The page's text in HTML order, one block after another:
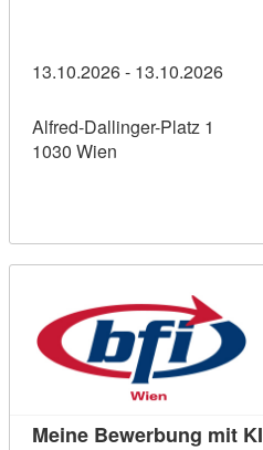
13.10.2026 - 13.10.2026
Alfred-Dallinger-Platz 1
1030 Wien
Meine Bewerbung mit KI